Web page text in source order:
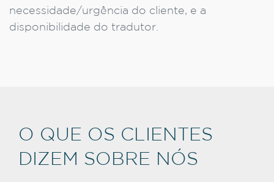
necessidade/urgência do cliente, e a
disponibilidade do tradutor.
O QUE OS CLIENTES
DIZEM SOBRE NÓS